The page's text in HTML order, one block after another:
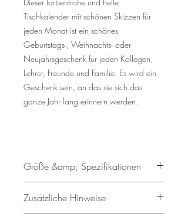
Tischkalender mit schönen Skizzen für
jeden Monat ist ein schönes
Geburtstags-, Weihnachts- oder
Neujahrsgeschenk für jeden Kollegen,
Lehrer, Freunde und Familie. Es wird ein
Geschenk sein, an das sie sich das
ganze Jahr lang erinnern werden.
Größe &amp; Spezifikationen
- Kalendergröße: 210 x 148 mm
(A5)
Zusätzliche Hinweise